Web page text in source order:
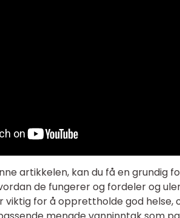
artikkelen, kan du få en grundig
de fungerer og fordeler og
for å opprettholde god helse,